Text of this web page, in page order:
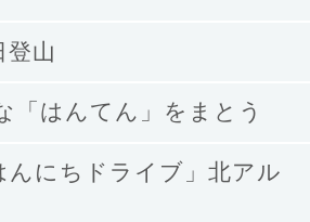
登山
「はんてん」をまとう
んにちドライブ」北アル